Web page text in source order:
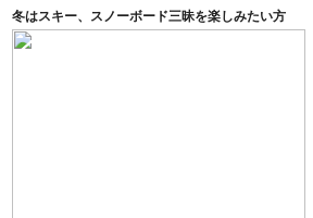
冬はスキー、スノーボード三昧を楽しみたい方